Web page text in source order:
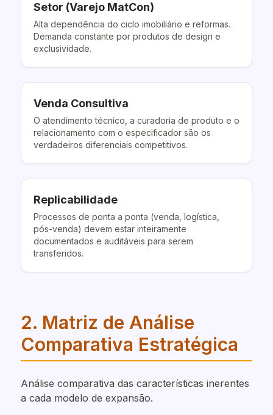
Setor (Varejo MatCon)
Alta dependência do ciclo imobiliário e reformas.
Demanda constante por produtos de design e
exclusividade.
Venda Consultiva
O atendimento técnico, a curadoria de produto e o
relacionamento com o especificador são os
verdadeiros diferenciais competitivos.
Replicabilidade
Processos de ponta a ponta (venda, logística,
pós-venda) devem estar inteiramente
documentados e auditáveis para serem
transferidos.
2. Matriz de Análise
Comparativa Estratégica
Análise comparativa das características inerentes
a cada modelo de expansão.